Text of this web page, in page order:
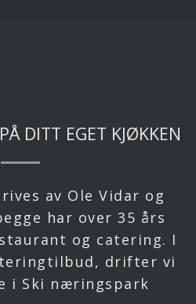
DITT EGET KJØKKEN
av Ole Vidar og
har over 35 års
og catering. I
drifter vi
i Ski næringspark